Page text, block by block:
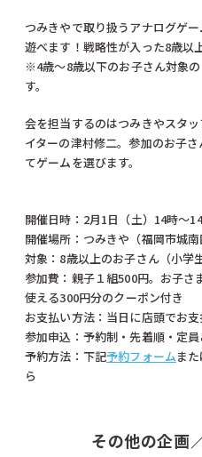
つみきやで取り扱うアナログゲ
遊べます！戦略性が入った8歳以
※4歳〜8歳以下のお子さん対象
す。
会を担当するのはつみきやスタ
イターの津村修二。参加のお子
てゲームを選びます。
開催日時：2月1日（土）14時～
開催場所：つみきや（福岡市城
対象：8歳以上のお子さん（小学
参加費：親子１組500円。お子
使える300円分のクーポン付き
お支払い方法：当日に店頭でお支
参加申込：予約制・先着順・定
予約方法：下記予約フォームま
ら
その他の企画